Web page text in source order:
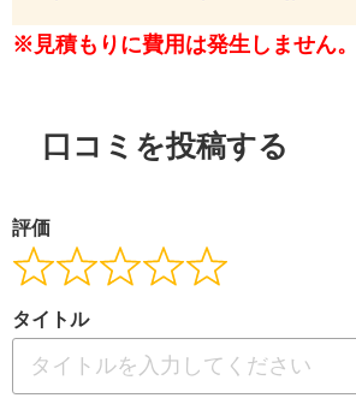
※見積もりに費用は発生しません。
口コミを投稿する
評価
タイトル